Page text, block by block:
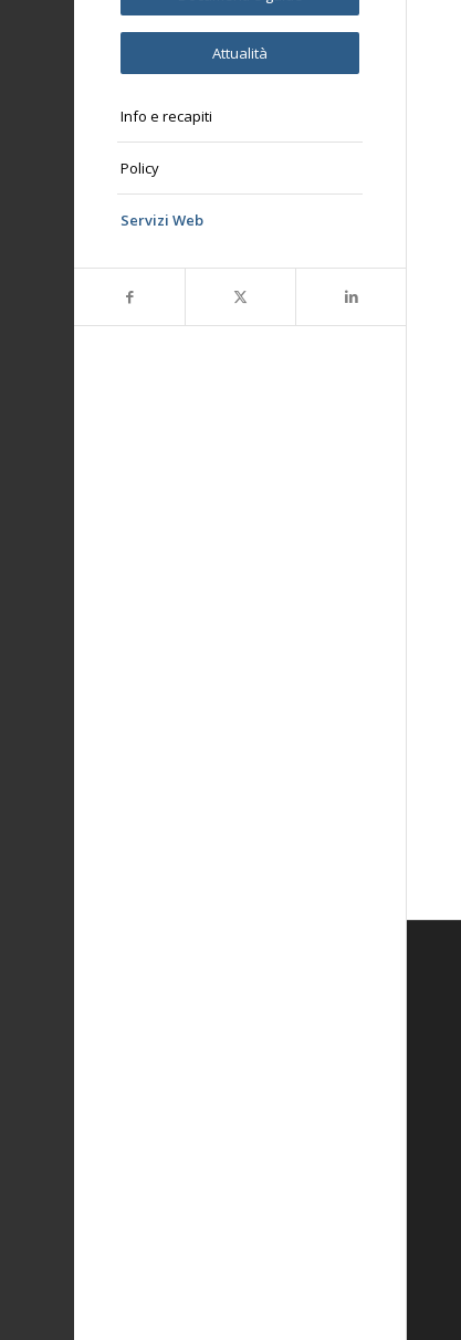
Attualità
Info e recapiti
Policy
Servizi Web